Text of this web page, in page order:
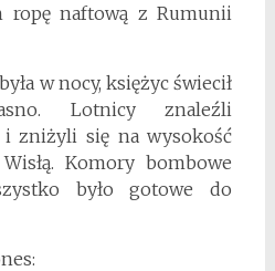
ropę naftową z Rumunii
w nocy, księżyc świecił
Lotnicy znaleźli
i zniżyli się na wysokość
Komory bombowe
było gotowe do